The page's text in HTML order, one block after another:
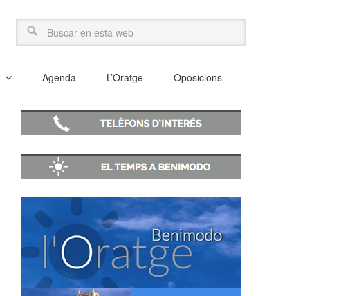
Agenda L’Oratge Oposicions